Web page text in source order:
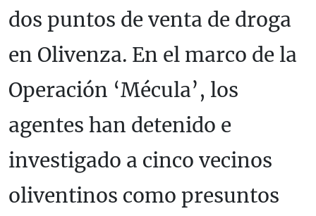
dos puntos de venta de droga
en Olivenza. En el marco de la
Operación ‘Mécula’, los
agentes han detenido e
investigado a cinco vecinos
oliventinos como presuntos